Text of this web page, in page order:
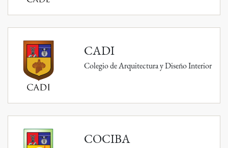
CADI
Colegio de Arquitectura y Diseño Interior
COCIBA